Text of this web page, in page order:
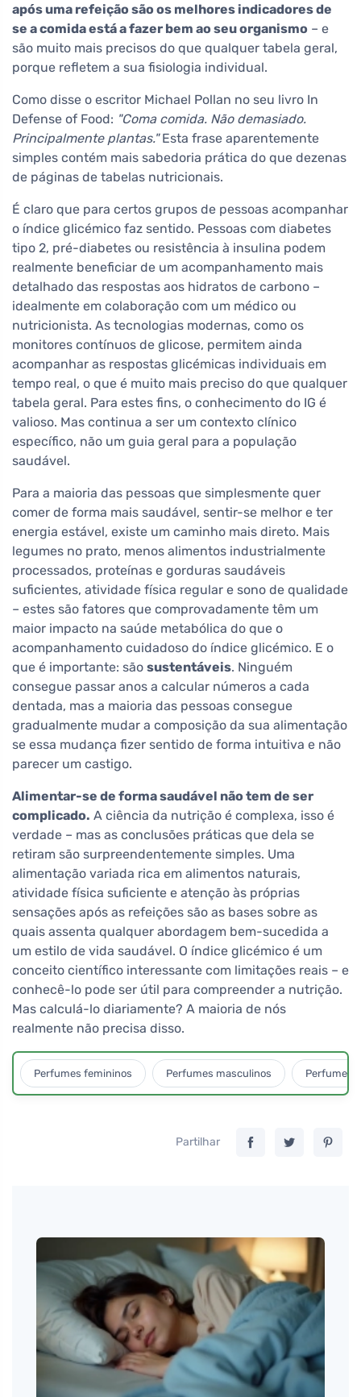
após uma refeição são os melhores indicadores de
se a comida está a fazer bem ao seu organismo – e
são muito mais precisos do que qualquer tabela geral,
porque refletem a sua fisiologia individual.
Como disse o escritor Michael Pollan no seu livro In
Defense of Food: "Coma comida. Não demasiado.
Principalmente plantas."Esta frase aparentemente
simples contém mais sabedoria prática do que dezenas
de páginas de tabelas nutricionais.
É claro que para certos grupos de pessoas acompanhar
o índice glicémico faz sentido. Pessoas com diabetes
tipo 2, pré-diabetes ou resistência à insulina podem
realmente beneficiar de um acompanhamento mais
detalhado das respostas aos hidratos de carbono –
idealmente em colaboração com um médico ou
nutricionista. As tecnologias modernas, como os
monitores contínuos de glicose, permitem ainda
acompanhar as respostas glicémicas individuais em
tempo real, o que é muito mais preciso do que qualquer
tabela geral. Para estes fins, o conhecimento do IG é
valioso. Mas continua a ser um contexto clínico
específico, não um guia geral para a população
saudável.
Para a maioria das pessoas que simplesmente quer
comer de forma mais saudável, sentir-se melhor e ter
energia estável, existe um caminho mais direto. Mais
legumes no prato, menos alimentos industrialmente
processados, proteínas e gorduras saudáveis
suficientes, atividade física regular e sono de qualidade
– estes são fatores que comprovadamente têm um
maior impacto na saúde metabólica do que o
acompanhamento cuidadoso do índice glicémico. E o
que é importante: são sustentáveis. Ninguém
consegue passar anos a calcular números a cada
dentada, mas a maioria das pessoas consegue
gradualmente mudar a composição da sua alimentação
se essa mudança fizer sentido de forma intuitiva e não
parecer um castigo.
Alimentar-se de forma saudável não tem de ser
complicado. A ciência da nutrição é complexa, isso é
verdade – mas as conclusões práticas que dela se
retiram são surpreendentemente simples. Uma
alimentação variada rica em alimentos naturais,
atividade física suficiente e atenção às próprias
sensações após as refeições são as bases sobre as
quais assenta qualquer abordagem bem-sucedida a
um estilo de vida saudável. O índice glicémico é um
conceito científico interessante com limitações reais – e
conhecê-lo pode ser útil para compreender a nutrição.
Mas calculá-lo diariamente? A maioria de nós
realmente não precisa disso.
Perfumes femininos Perfumes masculinos Perfumes
Partilhar